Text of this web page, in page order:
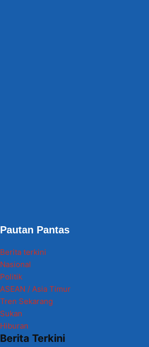
Pautan Pantas
Berita terkini
Nasional
Politik
ASEAN / Asia Timur
Tren Sekarang
Sukan
Hiburan
Berita Terkini